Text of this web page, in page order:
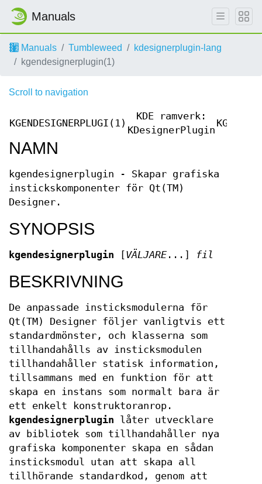
Manuals
Manuals Tumbleweed
kdesignerplugin-lang
kgendesignerplugin(1)
Scroll to navigation
KGENDESIGNERPLUGI(1)
KDE ramverk:
KDesignerPlugin
NAMN
kgendesignerplugin - Skapar grafiska
instickskomponenter för Qt(TM)
Designer.
SYNOPSIS
kgendesignerplugin [VÄLJARE ...] fil
BESKRIVNING
De anpassade insticksmodulerna för
Qt(TM) Designer följer vanligtvis ett
standardmönster, och klasserna som
tillhandahålls av insticksmodulen
tillhandahåller statisk information,
tillsammans med en funktion för att
skapa en instans som normalt bara är
ett enkelt konstruktoranrop.
kgendesignerplugin låter utvecklare
av bibliotek som tillhandahåller nya
grafiska komponenter skapa en sådan
insticksmodul utan att skapa all
tillhörande standardkod, genom att